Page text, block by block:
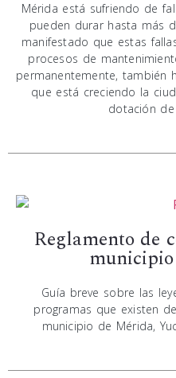
Mérida está sufriendo de
pueden durar hasta más
manifestado que estas
procesos de
permanentemente, también
que está creciendo la
dotación
Reglamento de
Guía breve sobre las
programas que existen
municipio de Mérida,